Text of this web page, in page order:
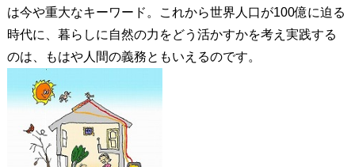
は今や重大なキーワード。これから世界人口が100億に迫る
時代に、暮らしに自然の力をどう活かすかを考え実践する
のは、もはや人間の義務ともいえるのです。